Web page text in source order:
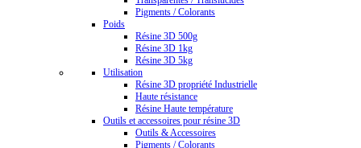
Pigments / Colorants
Poids
Résine 3D 500g
Résine 3D 1kg
Résine 3D 5kg
Utilisation
Résine 3D propriété Industrielle
Haute résistance
Résine Haute température
Outils et accessoires pour résine 3D
Outils & Accessoires
Pigments / Colorants